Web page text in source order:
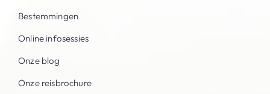
Bestemmingen
Online infosessies
Onze blog
Onze reisbrochure